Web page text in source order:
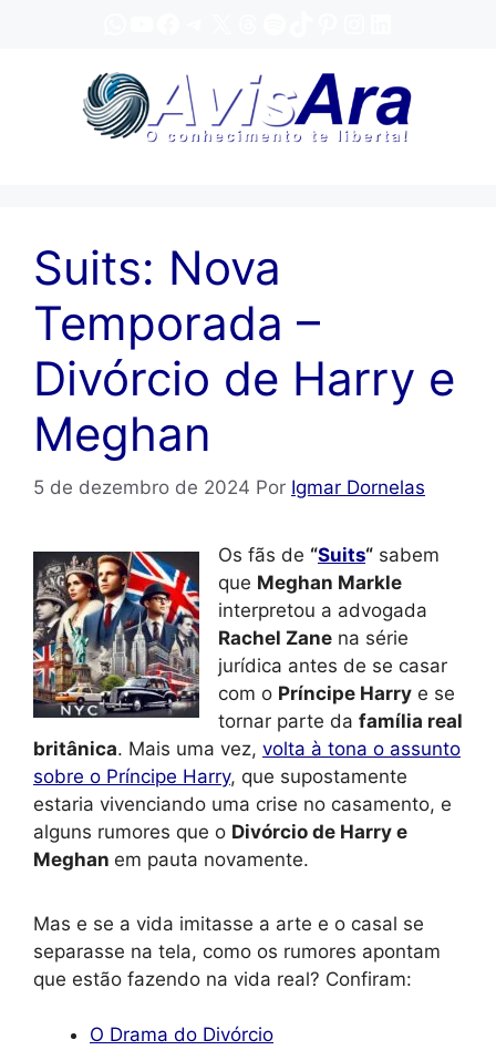
Suits: Nova
Temporada –
Divórcio de Harry e
Meghan
5 de dezembro de 2024 Por Igmar Dornelas
Os fãs de “Suits“ sabem
que Meghan Markle
interpretou a advogada
Rachel Zane na série
jurídica antes de se casar
com o Príncipe Harry e se
tornar parte da família real
britânica. Mais uma vez, volta à tona o assunto
sobre o Príncipe Harry, que supostamente
estaria vivenciando uma crise no casamento, e
alguns rumores que o Divórcio de Harry e
Meghan em pauta novamente.
Mas e se a vida imitasse a arte e o casal se
separasse na tela, como os rumores apontam
que estão fazendo na vida real? Confiram:
O Drama do Divórcio